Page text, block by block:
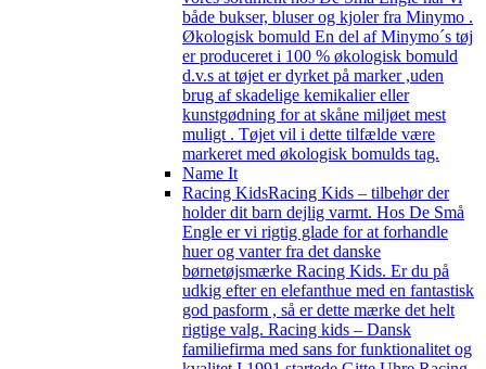
både bukser, bluser og kjoler fra Minymo .
Økologisk bomuld En del af Minymo´s tøj
er produceret i 100 % økologisk bomuld
d.v.s at tøjet er dyrket på marker ,uden
brug af skadelige kemikalier eller
kunstgødning for at skåne miljøet mest
muligt . Tøjet vil i dette tilfælde være
markeret med økologisk bomulds tag.
Name It
Racing KidsRacing Kids – tilbehør der
holder dit barn dejlig varmt. Hos De Små
Engle er vi rigtig glade for at forhandle
huer og vanter fra det danske
børnetøjsmærke Racing Kids. Er du på
udkig efter en elefanthue med en fantastisk
god pasform , så er dette mærke det helt
rigtige valg. Racing kids – Dansk
familiefirma med sans for funktionalitet og